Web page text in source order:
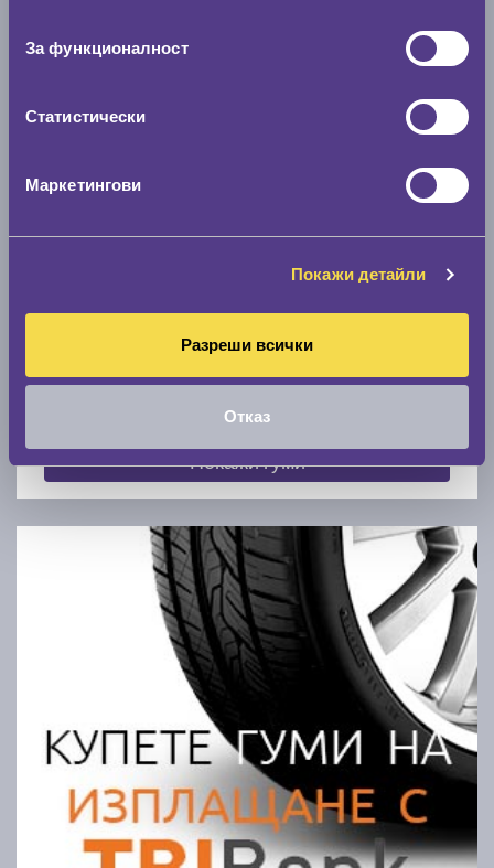
За функционалност
Статистически
Маркетингови
Покажи детайли
Разреши всички
Отказ
Скоростомер при 100
По марка автомобил
Покажи гуми